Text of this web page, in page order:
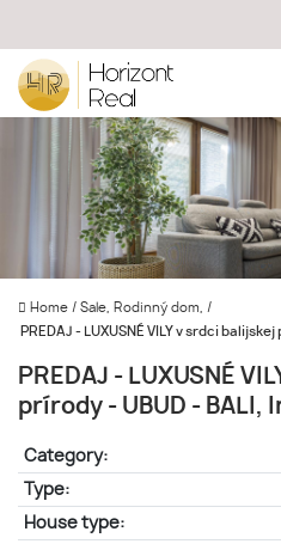
Home / Sale, Rodinný dom, /
PREDAJ - LUXUSNÉ VILY v srdci
PREDAJ - LUXUSNÉ
prírody - UBUD - BALI,
Category:
Type:
House type: